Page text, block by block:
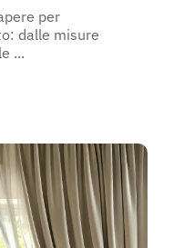
per
dalle misure
...